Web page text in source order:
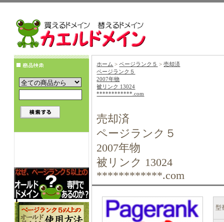
ホーム >ページランク５ >売却済
ページランク５
2007年物
被リンク 13024
************.com
売却済
ページランク５
2007年物
被リンク 13024
************.com
型